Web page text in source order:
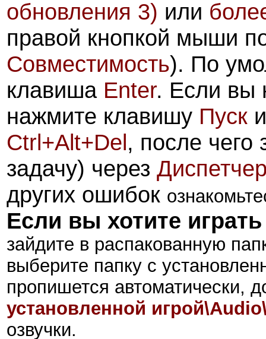
обновления 3) или
правой кнопкой мыши
Совместимость). По
клавиша Enter. Если вы
нажмите клавишу Пуск
Ctrl+Alt+Del, после чего
задачу) через
других ошибок
Если вы хотите
зайдите в распакованную
выберите папку с
пропишется автоматически,
установленной
озвучки.